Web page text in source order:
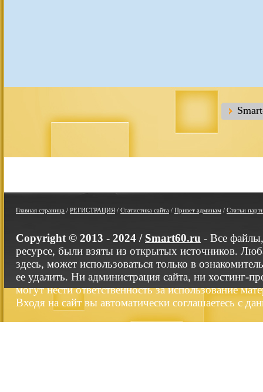
Главная страница / РЕГИСТРАЦИЯ / Статистика сайта / Привет админам / Статьи
Copyright © 2013 - 2024 / Smart60.ru - Все
ресурсе, были взяты из открытых источников.
здесь, может использоваться только в
ее удалить. Ни администрация сайта, ни хостинг-
могут нести ответственность за использование
Входя на сайт вы автоматически соглашаетесь с